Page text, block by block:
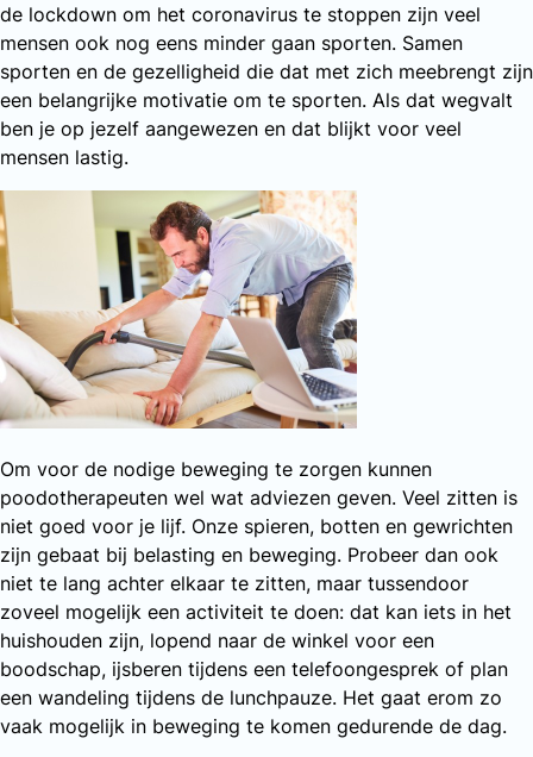
de lockdown om het coronavirus te stoppen zijn veel
mensen ook nog eens minder gaan sporten. Samen
sporten en de gezelligheid die dat met zich meebrengt zijn
een belangrijke motivatie om te sporten. Als dat wegvalt
ben je op jezelf aangewezen en dat blijkt voor veel
mensen lastig.
Om voor de nodige beweging te zorgen kunnen
poodotherapeuten wel wat adviezen geven. Veel zitten is
niet goed voor je lijf. Onze spieren, botten en gewrichten
zijn gebaat bij belasting en beweging. Probeer dan ook
niet te lang achter elkaar te zitten, maar tussendoor
zoveel mogelijk een activiteit te doen: dat kan iets in het
huishouden zijn, lopend naar de winkel voor een
boodschap, ijsberen tijdens een telefoongesprek of plan
een wandeling tijdens de lunchpauze. Het gaat erom zo
vaak mogelijk in beweging te komen gedurende de dag.